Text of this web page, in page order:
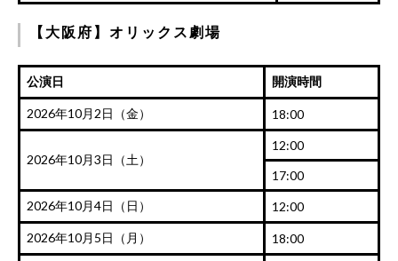
【大阪府】オリックス劇場
公演日 開演時間
2026年10月2日（金） 18:00
2026年10月3日（土）
12:00
17:00
2026年10月4日（日）
12:00
2026年10月5日（月） 18:00